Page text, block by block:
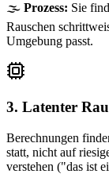
🌫️ Prozess: Sie
Rauschen
Umgebung passt.
3. Latenter
Berechnungen
statt, nicht auf
verstehen ("das ist